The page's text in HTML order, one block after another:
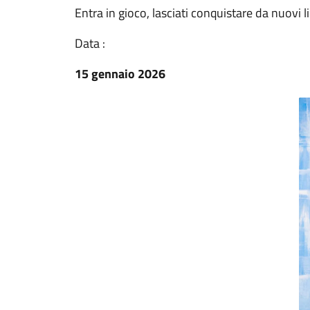
Entra in gioco, lasciati conquistare da nuovi
Data :
15 gennaio 2026